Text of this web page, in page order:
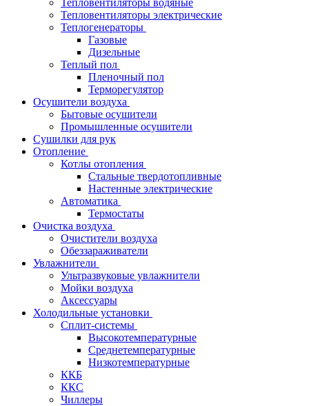
Тепловентиляторы водяные
Тепловентиляторы электрические
Теплогенераторы
Газовые
Дизельные
Теплый пол
Пленочный пол
Терморегулятор
Осушители воздуха
Бытовые осушители
Промышленные осушители
Сушилки для рук
Отопление
Котлы отопления
Стальные твердотопливные
Настенные электрические
Автоматика
Термостаты
Очистка воздуха
Очистители воздуха
Обеззараживатели
Увлажнители
Ультразвуковые увлажнители
Мойки воздуха
Аксессуары
Холодильные установки
Сплит-системы
Высокотемпературные
Среднетемпературные
Низкотемпературные
ККБ
ККС
Чиллеры